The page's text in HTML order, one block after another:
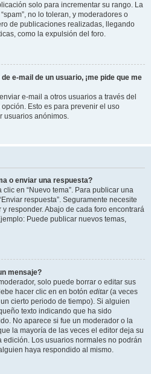
solo para incrementar su rango. La
no lo toleran, y moderadores o
de publicaciones realizadas, llegando
como la expulsión del foro.
e-mail de un usuario, ¡me pide que me
e-mail a otros usuarios a través del
Esto es para prevenir el uso
usuarios anónimos.
o enviar una respuesta?
en “Nuevo tema”. Para publicar una
respuesta”. Seguramente necesite
responder. Abajo de cada foro encontrará
Puede publicar nuevos temas,
mensaje?
solo puede borrar o editar sus
hacer clic en en botón editar(a veces
cierto periodo de tiempo). Si alguien
texto indicando que ha sido
No aparece si fue un moderador o la
la mayoría de las veces el editor deja su
Los usuarios normales no podrán
haya respondido al mismo.